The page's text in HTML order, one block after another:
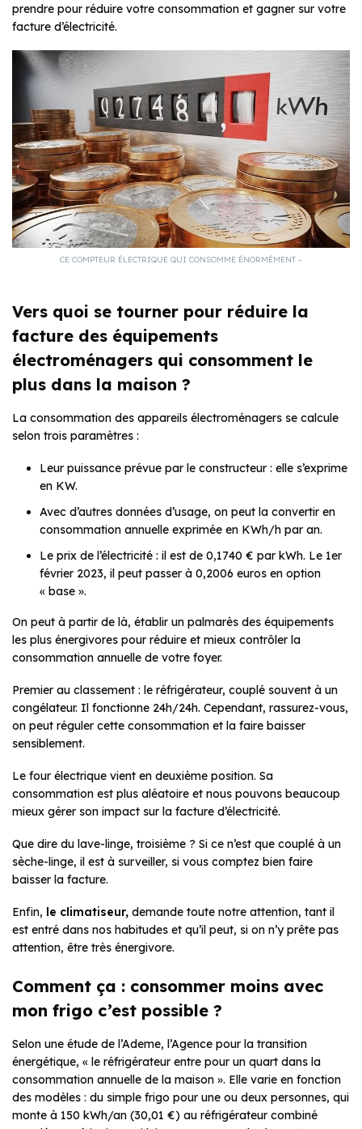
prendre pour réduire votre consommation et gagner sur votre
facture d’électricité.
CE COMPTEUR ÉLECTRIQUE QUI CONSOMME ÉNORMÉMENT –
Vers quoi se tourner pour réduire la
facture des équipements
électroménagers qui consomment le
plus dans la maison ?
La consommation des appareils électroménagers se calcule
selon trois paramètres :
Leur puissance prévue par le constructeur : elle s’exprime
en KW.
Avec d’autres données d’usage, on peut la convertir en
consommation annuelle exprimée en KWh/h par an.
Le prix de l’électricité : il est de 0,1740 € par kWh. Le 1er
février 2023, il peut passer à 0,2006 euros en option
« base ».
On peut à partir de là, établir un palmarès des équipements
les plus énergivores pour réduire et mieux contrôler la
consommation annuelle de votre foyer.
Premier au classement : le réfrigérateur, couplé souvent à un
congélateur. Il fonctionne 24h/24h. Cependant, rassurez-vous,
on peut réguler cette consommation et la faire baisser
sensiblement.
Le four électrique vient en deuxième position. Sa
consommation est plus aléatoire et nous pouvons beaucoup
mieux gérer son impact sur la facture d’électricité.
Que dire du lave-linge, troisième ? Si ce n’est que couplé à un
sèche-linge, il est à surveiller, si vous comptez bien faire
baisser la facture.
Enfin, le climatiseur, demande toute notre attention, tant il
est entré dans nos habitudes et qu’il peut, si on n’y prête pas
attention, être très énergivore.
Comment ça : consommer moins avec
mon frigo c’est possible ?
Selon une étude de l’Ademe, l’Agence pour la transition
énergétique, « le réfrigérateur entre pour un quart dans la
consommation annuelle de la maison ». Elle varie en fonction
des modèles : du simple frigo pour une ou deux personnes, qui
monte à 150 kWh/an (30,01 €) au réfrigérateur combiné